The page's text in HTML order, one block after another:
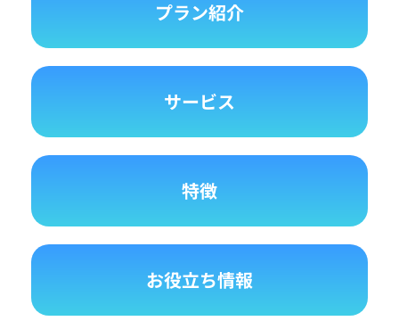
プラン紹介
サービス
特徴
お役立ち情報